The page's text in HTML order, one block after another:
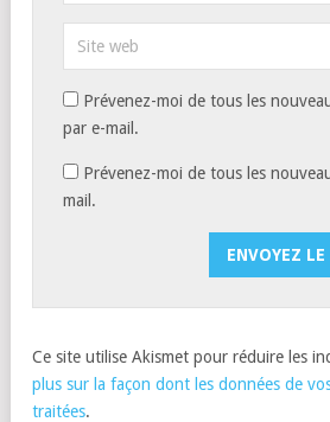
Prévenez-moi de tous les
par e-mail.
Prévenez-moi de tous les
mail.
Ce site utilise Akismet pour réduire les
plus sur la façon dont les données de
traitées.